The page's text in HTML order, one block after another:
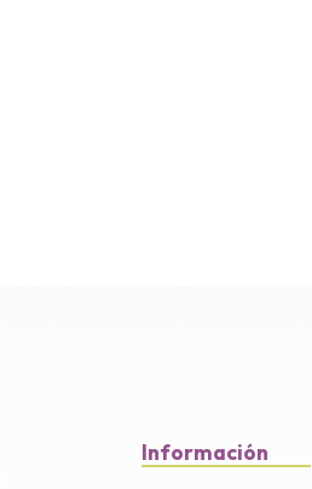
Información